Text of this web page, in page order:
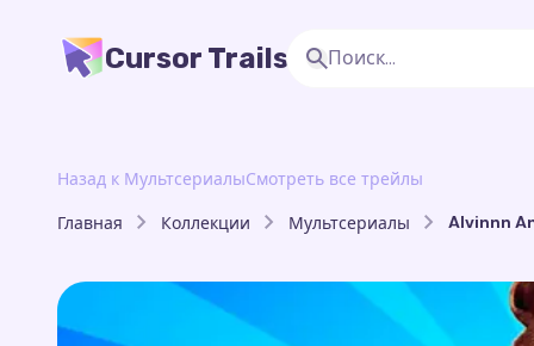
Cursor Trails
Назад к МультсериалыСмотреть все трейлы
Главная Коллекции Мультсериалы Alvinnn